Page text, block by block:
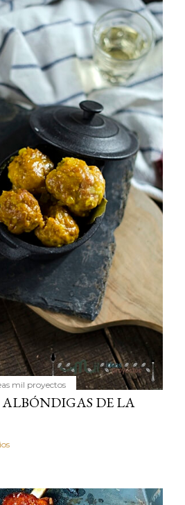
mil proyectos
ALBÓNDIGAS DE LA